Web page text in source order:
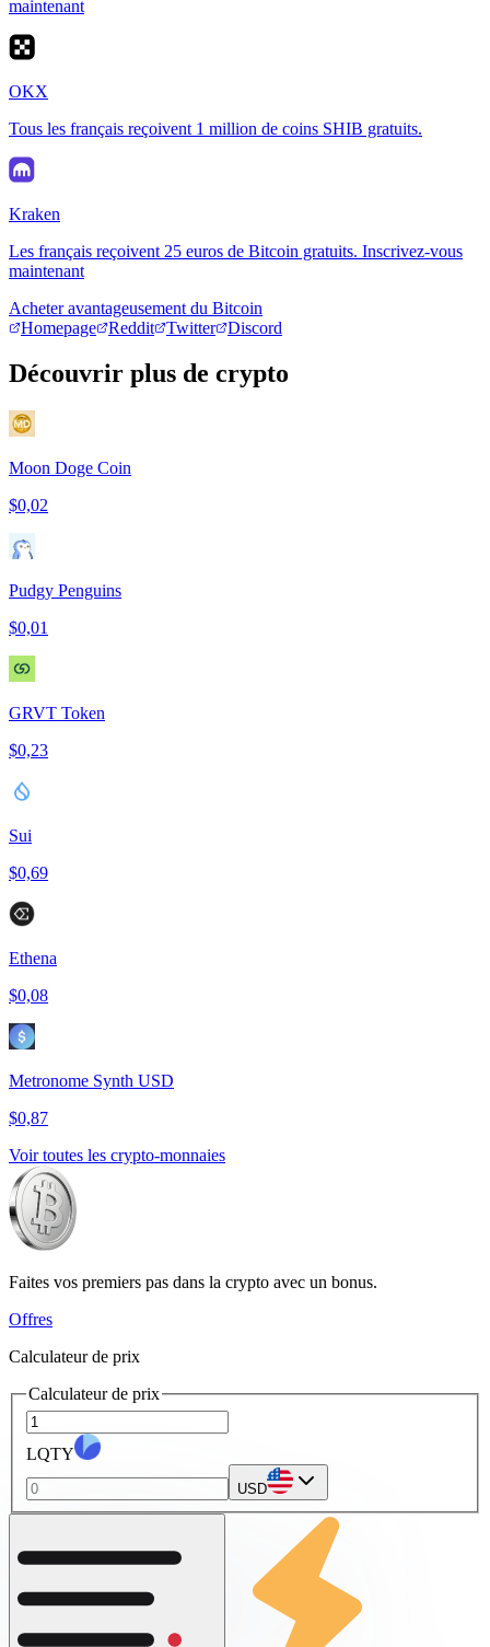
maintenant
OKX
Tous les français reçoivent 1 million de coins SHIB gratuits.
Kraken
Les français reçoivent 25 euros de Bitcoin gratuits. Inscrivez-vous
maintenant
Acheter avantageusement du Bitcoin
Homepage
Reddit Twitter Discord
Découvrir plus de crypto
Moon Doge Coin
$0,02
Pudgy Penguins
$0,01
GRVT Token
$0,23
Sui
$0,69
Ethena
$0,08
Metronome Synth USD
$0,87
Voir toutes les crypto-monnaies
Faites vos premiers pas dans la crypto avec un bonus.
Offres
Calculateur de prix
Calculateur de prix
LQTY
USD